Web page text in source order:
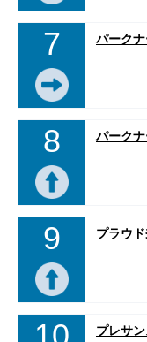
7 パーク
8 パーク
9 プラウ
プレサ